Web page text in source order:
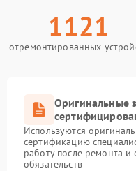
1121
отремонтированных
Оригинальные
Используются
сертификацию
работу после ремонта
обязательств